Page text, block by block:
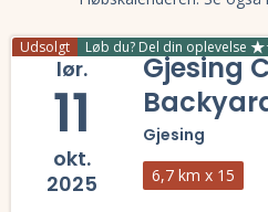
Udsolgt Løb du? Del din oplevelse
lør.
11
okt.
2025
Gjesing
Gjesing
6,7 km x 15